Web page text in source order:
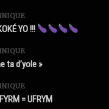
YO !!!
ta d’yole »
= UFRYM